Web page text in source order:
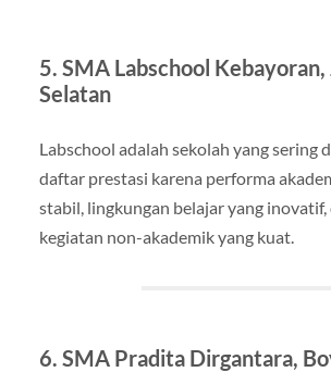
5. SMA Labschool
Selatan
Labschool adalah sekolah yang sering
daftar prestasi karena performa
stabil, lingkungan belajar yang inovatif,
kegiatan non-akademik yang kuat.
6. SMA Pradita Dirgantara,